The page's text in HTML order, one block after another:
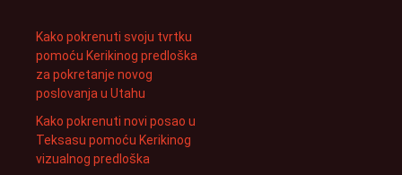
Kako pokrenuti svoju tvrtku
pomoću Kerikinog predloška
za pokretanje novog
poslovanja u Utahu
Kako pokrenuti novi posao u
Teksasu pomoću Kerikinog
vizualnog predloška